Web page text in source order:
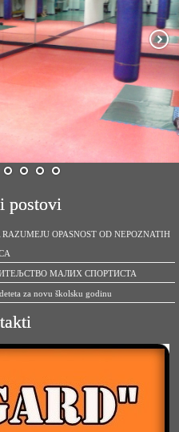
postovi
OPASNOST OD NEPOZNATIH
МАЛИХ СПОРТИСТА
za novu školsku godinu